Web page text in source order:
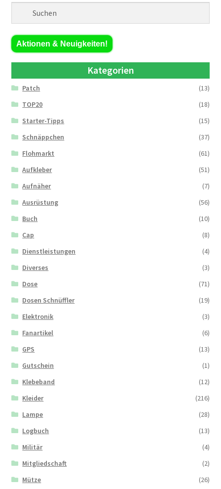
Aktionen & Neuigkeiten!
Kategorien
Patch
(13)
TOP20
(18)
Starter-Tipps
(15)
Schnäppchen
(37)
Flohmarkt
(61)
Aufkleber
(51)
Aufnäher
(7)
Ausrüstung
(56)
Buch
(10)
Cap
(8)
Dienstleistungen
(4)
Diverses
(3)
Dose
(71)
Dosen Schnüffler
(19)
Elektronik
(3)
Fanartikel
(6)
GPS
(13)
Gutschein
(1)
Klebeband
(12)
Kleider
(216)
Lampe
(28)
Logbuch
(13)
Militär
(4)
Mitgliedschaft
(2)
Mütze
(26)